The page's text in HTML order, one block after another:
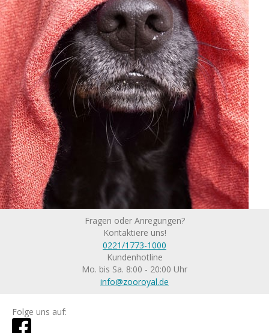
Fragen oder Anregungen?
Kontaktiere uns!
0221/1773-1000
Kundenhotline
Mo. bis Sa. 8:00 - 20:00 Uhr
info@zooroyal.de
Folge uns auf: